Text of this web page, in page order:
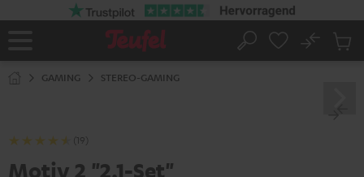
Startseite
Suche
No
GAMING STEREO-GAMING
(19)
Motiv 2 "2.1-Set"